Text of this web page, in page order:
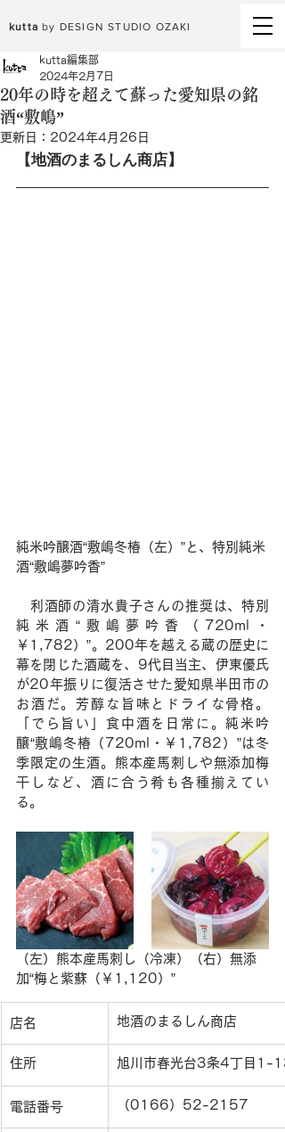
kutta by DESIGN STUDIO OZAKI
20年の時を超えて蘇った愛知県の銘
酒“敷嶋”
kutta編集部
2024年2月7日
更新日： 2024年4月26日
【地酒のまるしん商店】
純米吟醸酒“敷嶋冬椿（左）”と、特別純米
酒“敷嶋夢吟香”
利酒師の清水貴子さんの推奨は、特別
純米酒“敷嶋夢吟香（720ml・
￥1,782）”。200年を越える蔵の歴史に
幕を閉じた酒蔵を、9代目当主、伊東優氏
が20年振りに復活させた愛知県半田市の
お酒だ。芳醇な旨味とドライな骨格。
「でら旨い」食中酒を日常に。純米吟
醸“敷嶋冬椿（720ml・￥1,782）”は冬
季限定の生酒。熊本産馬刺しや無添加梅
干しなど、酒に合う肴も各種揃えてい
る。
（左）熊本産馬刺し（冷凍）（右）無添
加“梅と紫蘇（￥1,120）”
店名 地酒のまるしん商店
住所 旭川市春光台3条4丁目1-
電話番号 （0166）52-2157